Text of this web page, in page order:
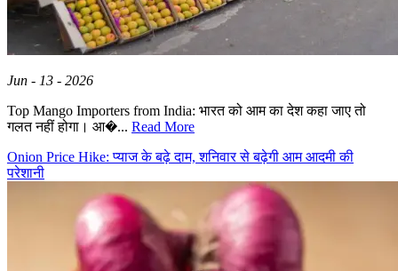
Jun - 13 - 2026
Top Mango Importers from India: भारत को आम का देश कहा जाए तो
गलत नहीं होगा। आ�... Read More
Onion Price Hike: प्याज के बढ़े दाम, शनिवार से बढ़ेगी आम आदमी की
परेशानी